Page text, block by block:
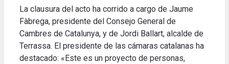
La clausura del acto ha corrido a cargo de Jaume
Fàbrega, presidente del Consejo General de
Cambres de Catalunya, y de Jordi Ballart, alcalde de
Terrassa. El presidente de las cámaras catalanas ha
destacado: «Este es un proyecto de personas,